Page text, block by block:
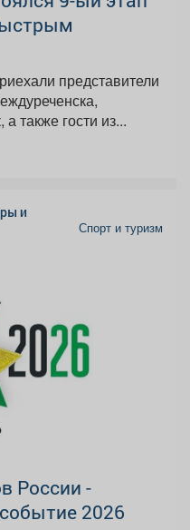
представители
также гости из...
и
Спорт и туризм
России -
2026